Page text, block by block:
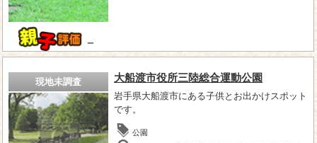
－
現地未調査 大船渡市役所三陸総合運動公園
岩手県大船渡市にある子供とお出かけスポット
です。
公園